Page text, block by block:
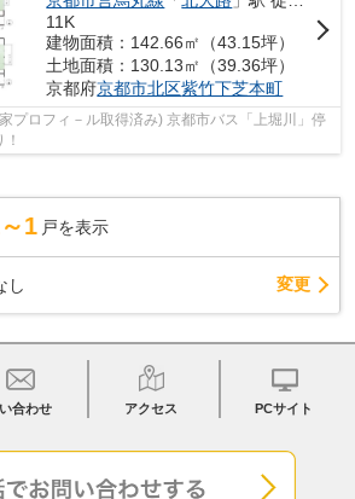
11K
建物面積：142.66㎡（43.15坪）
土地面積：130.13㎡（39.36坪）
京都府京都市北区紫竹下芝本町
プロフィ－ル取得済み) 京都市バス「上堀川」停
1 戸を表示
し 変更
合わせ アクセス PCサイト